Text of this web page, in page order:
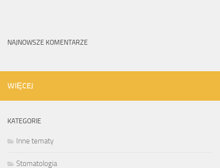
NAJNOWSZE KOMENTARZE
WIĘCEJ
KATEGORIE
Inne tematy
Stomatologia